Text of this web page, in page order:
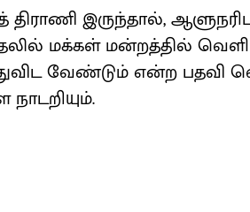
இருந்தால்,
மக்கள் மன்றத்தில்
வேண்டும் என்ற பதவி